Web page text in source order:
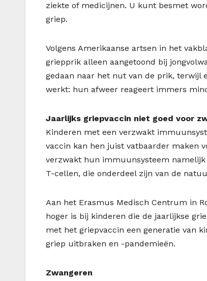
ziekte of medicijnen. U kunt besmet
griep.
Volgens Amerikaanse artsen in het
griepprik alleen aangetoond bij
gedaan naar het nut van de prik, terwijl
werkt: hun afweer reageert immers
Jaarlijks griepvaccin niet goed voor
Kinderen met een verzwakt
vaccin kan hen juist vatbaarder maken
verzwakt hun immuunsysteem
T-cellen, die onderdeel zijn van de
Aan het Erasmus Medisch Centrum in
hoger is bij kinderen die de jaarlijkse
met het griepvaccin een generatie van
griep uitbraken en -pandemieën.
Zwangeren